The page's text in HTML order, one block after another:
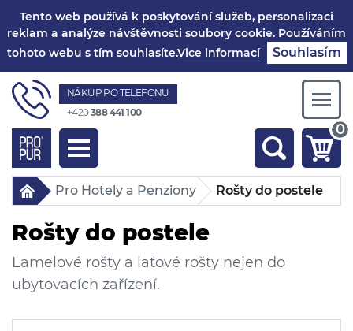
Tento web používá k poskytování služeb, personalizaci
reklam a analýze návštěvnosti soubory cookie. Používáním
tohoto webu s tím souhlasíte.Vice informací Souhlasím
NÁKUP PO TELEFONU
+420388 441 100
Toggle
navigation
0
Pro Hotely a Penziony Rošty do postele
Rošty do postele
Lamelové rošty a laťové rošty nejen do
ubytovacích zařízení.